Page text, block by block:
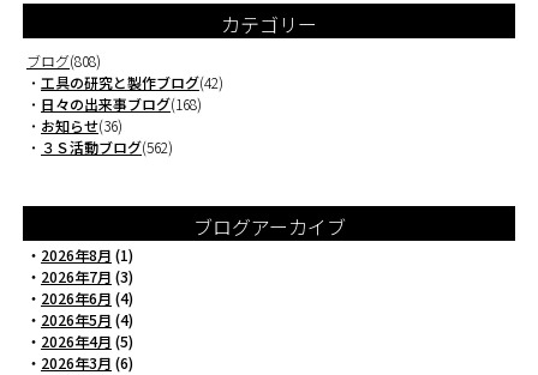
カテゴリー
ブログ(808)
・ 工具の研究と製作ブログ(42)
・ 日々の出来事ブログ(168)
・ お知らせ(36)
・ ３Ｓ活動ブログ(562)
ブログアーカイブ
・ 2026年8月 (1)
・ 2026年7月 (3)
・ 2026年6月 (4)
・ 2026年5月 (4)
・ 2026年4月 (5)
・ 2026年3月 (6)